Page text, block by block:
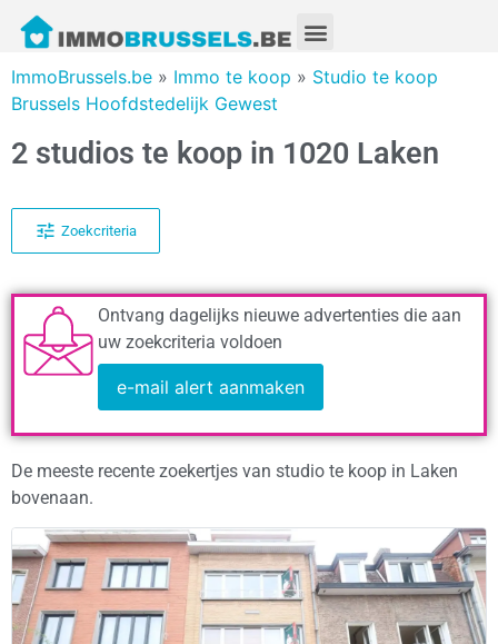
ImmoBrussels.be » Immo te koop » Studio te koop
Brussels Hoofdstedelijk Gewest
2 studios te koop in 1020 Laken
Zoekcriteria
Ontvang dagelijks nieuwe advertenties die aan
uw zoekcriteria voldoen
e-mail alert aanmaken
De meeste recente zoekertjes van studio te koop in Laken
bovenaan.